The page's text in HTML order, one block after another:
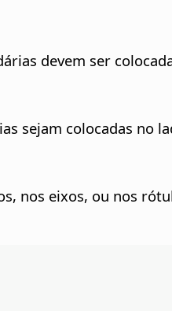
devem ser
sejam colocadas no
nos eixos, ou nos